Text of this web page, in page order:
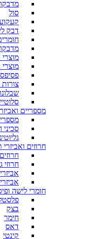
סול
דבק
פסיפס
מספריים
סכיני
חרוזים
חרוזים
חרוזי
חומרי לישה
בצק
חימר
דאס
קינטי